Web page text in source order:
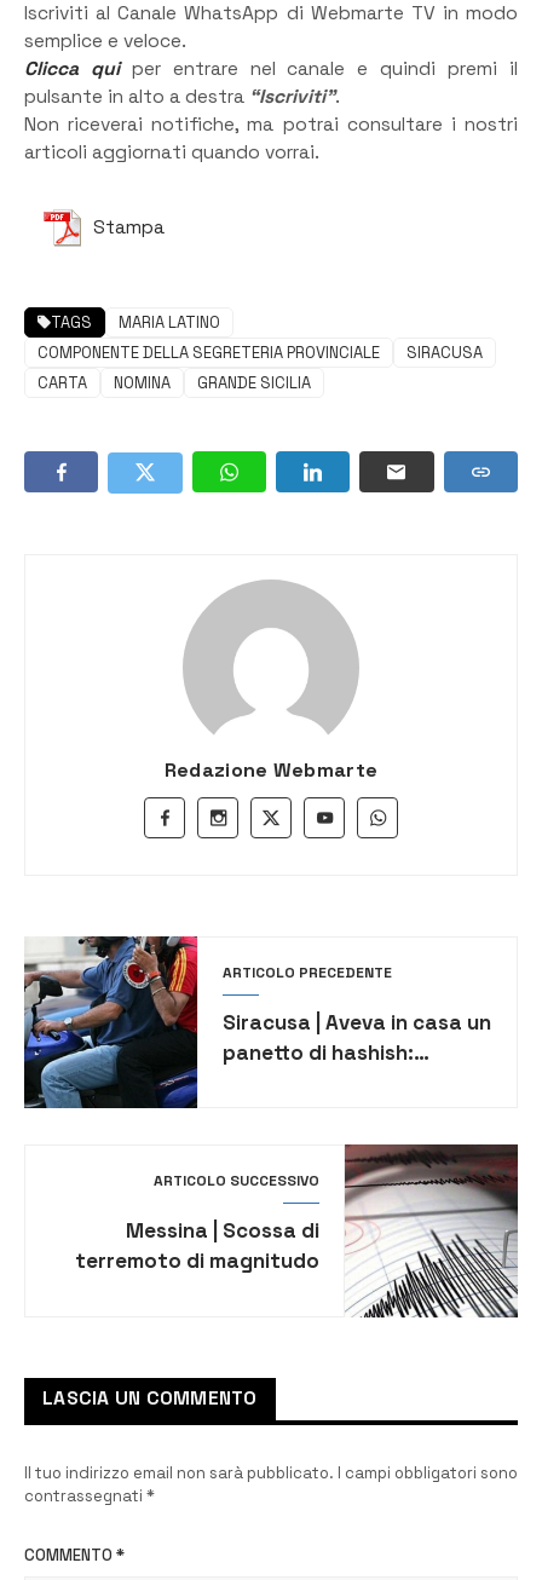
Iscriviti al Canale WhatsApp di Webmarte TV in modo
semplice e veloce.
Clicca quiper entrare nel canale e quindi premi il
pulsante in alto a destra “Iscriviti”.
Non riceverai notifiche, ma potrai consultare i nostri
articoli aggiornati quando vorrai.
Stampa
TAGS
MARIA LATINO
COMPONENTE DELLA SEGRETERIA PROVINCIALE
SIRACUSA
CARTA
NOMINA GRANDE SICILIA
Redazione Webmarte
ARTICOLO PRECEDENTE
Siracusa | Aveva in casa un
panetto di hashish:
ARTICOLO SUCCESSIVO
Messina | Scossa di
terremoto di magnitudo
LASCIA UN COMMENTO
Il tuo indirizzo email non sarà pubblicato. I campi obbligatori sono
contrassegnati *
COMMENTO *